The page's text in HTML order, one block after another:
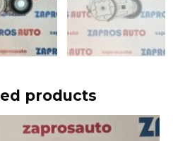
products